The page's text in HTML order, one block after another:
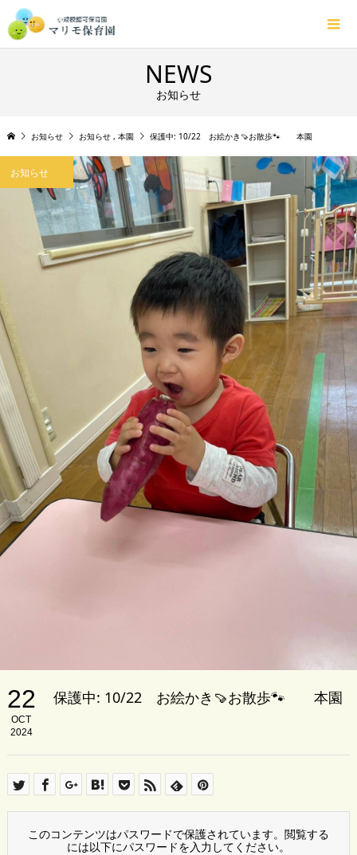
NEWS
お知らせ
お知らせ お知らせ , 本園 保護中: 10/22 お絵かき🍠お散歩🐾 本園
お知らせ
22
OCT
2024
保護中: 10/22 お絵かき🍠お散歩🐾 本園
このコンテンツはパスワードで保護されています。閲覧する
には以下にパスワードを入力してください。